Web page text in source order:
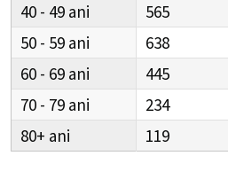
40 - 49
565
50 - 59
638
60 - 69
445
70 - 79
234
80+
119